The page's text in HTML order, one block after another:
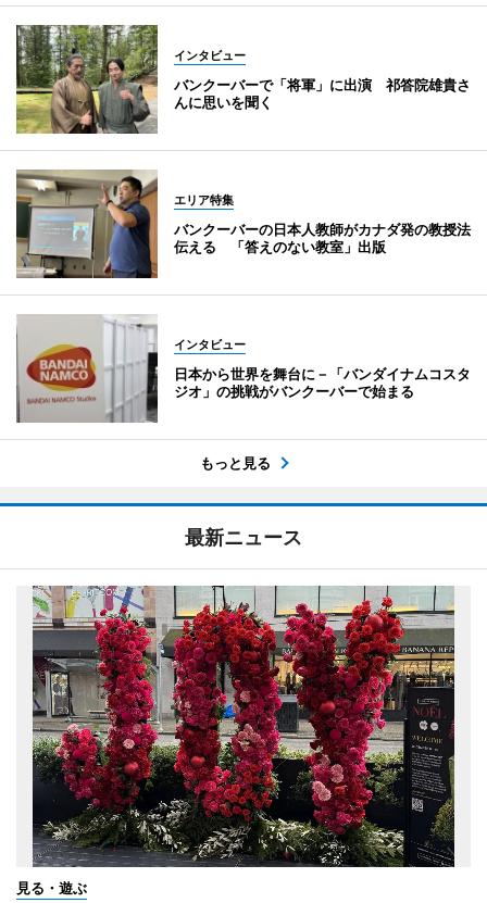
インタビュー
バンクーバーで「将軍」に出演 祁答院雄貴さ
んに思いを聞く
エリア特集
バンクーバーの日本人教師がカナダ発の教授法
伝える 「答えのない教室」出版
インタビュー
日本から世界を舞台に－「バンダイナムコスタ
ジオ」の挑戦がバンクーバーで始まる
もっと見る
最新ニュース
見る・遊ぶ